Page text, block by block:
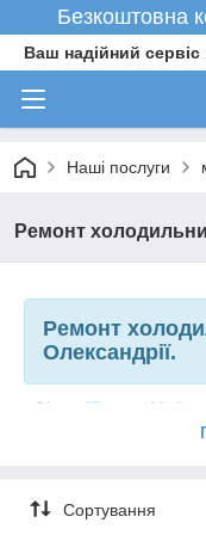
Безкоштовна
Ваш надійний
Наші послуги
Ремонт
Ремонт
Олександрії.
Фірма "Гарант
техніки, як ніхто
графіку! Швидке,
- ось декілька слів,
Фахівці з нашої
Сортування